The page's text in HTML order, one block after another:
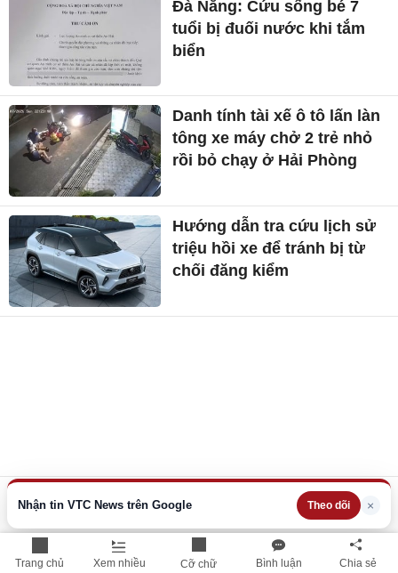
Trang chủ Xem nhiều Cỡ chữ Bình luận Chia sẻ
Nhận tin VTC News trên Google Theo dõi ×
Đà Nẵng: Cứu sống bé 7
tuổi bị đuối nước khi tắm
biển
Danh tính tài xế ô tô lấn làn
tông xe máy chở 2 trẻ nhỏ
rồi bỏ chạy ở Hải Phòng
Hướng dẫn tra cứu lịch sử
triệu hồi xe để tránh bị từ
chối đăng kiểm